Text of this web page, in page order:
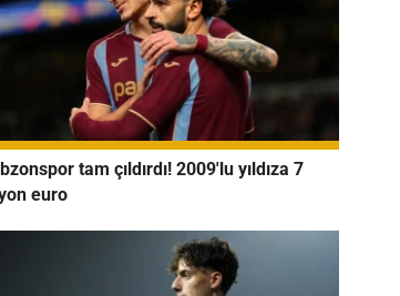
tam çıldırdı! 2009'lu yıldıza 7
euro